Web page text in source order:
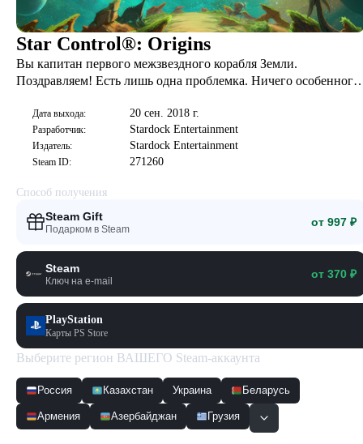
Star Control®: Origins
Вы капитан первого межзвездного корабля Земли.
Поздравляем! Есть лишь одна проблемка. Ничего особенного,
человечество. Поэтому ваша задача — найти союзников,
улучшить корабль и спасти нас!
Дата выхода: 20 сен. 2018 г.
Разработчик: Stardock Entertainment
Издатель: Stardock Entertainment
Steam ID: 271260
Способ получения
Steam Gift
Подарком в Steam
от 997 ₽
Steam
Ключ на e-mail
от 370 ₽
PlayStation
Карты PS Store
Выберите регион ВАШЕГО Steam-аккаунта
Россия Казахстан Украина Беларусь
Армения Азербайджан Грузия